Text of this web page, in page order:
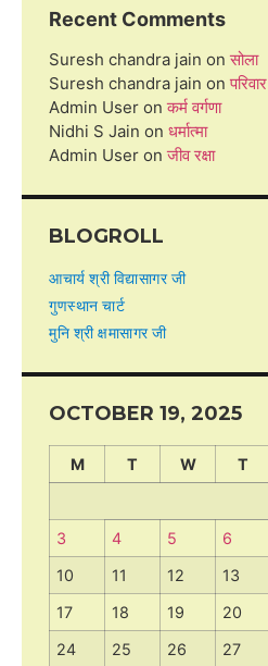
Recent Comments
Suresh chandra jain onसोला
Suresh chandra jain onपरिवार
Admin User onकर्म वर्गणा
Nidhi S Jain on धर्मात्मा
Admin User onजीव रक्षा
BLOGROLL
आचार्य श्री विद्यासागर जी
गुणस्थान चार्ट
मुनि श्री क्षमासागर जी
OCTOBER 19, 2025
M T W T
3
4 5 6
10
11 12 13
17
18 19 20
24
25 26 27